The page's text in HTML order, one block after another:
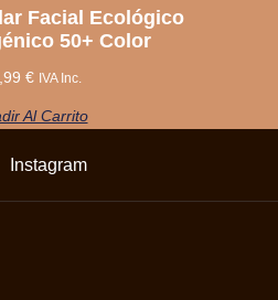
Facial Ecológico
50+ Color
€ IVA Inc.
Al Carrito
Instagram